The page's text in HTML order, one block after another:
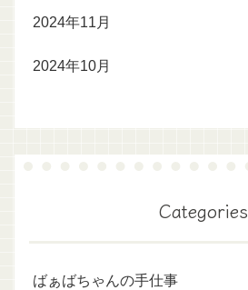
2024年11月
2024年10月
Categories
ばぁばちゃんの手仕事